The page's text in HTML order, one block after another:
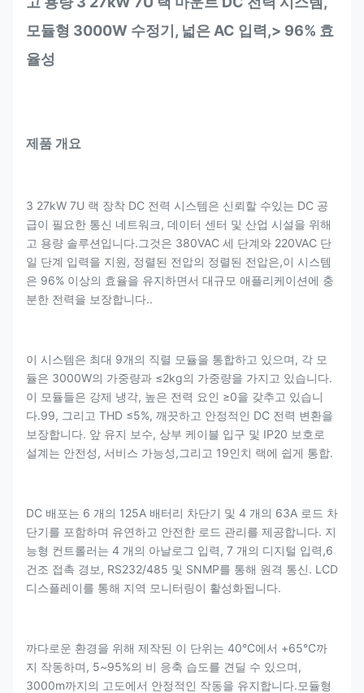
모듈형 3000W 수정기, 넓은 AC 입력,> 96% 효
율성
제품 개요
3 27kW 7U 랙 장착 DC 전력 시스템은 신뢰할 수있는 DC 공
급이 필요한 통신 네트워크, 데이터 센터 및 산업 시설을 위해
고 용량 솔루션입니다.그것은 380VAC 세 단계와 220VAC 단
일 단계 입력을 지원, 정렬된 전압의 정렬된 전압은,이 시스템
은 96% 이상의 효율을 유지하면서 대규모 애플리케이션에 충
분한 전력을 보장합니다..
이 시스템은 최대 9개의 직렬 모듈을 통합하고 있으며, 각 모
듈은 3000W의 가중량과 ≤2kg의 가중량을 가지고 있습니다.
이 모듈들은 강제 냉각, 높은 전력 요인 ≥0을 갖추고 있습니
다.99, 그리고 THD ≤5%, 깨끗하고 안정적인 DC 전력 변환을
보장합니다. 앞 유지 보수, 상부 케이블 입구 및 IP20 보호로
설계는 안전성, 서비스 가능성,그리고 19인치 랙에 쉽게 통합.
DC 배포는 6 개의 125A 배터리 차단기 및 4 개의 63A 로드 차
단기를 포함하며 유연하고 안전한 로드 관리를 제공합니다. 지
능형 컨트롤러는 4 개의 아날로그 입력, 7 개의 디지털 입력,6
건조 접촉 경보, RS232/485 및 SNMP를 통해 원격 통신. LCD
디스플레이를 통해 지역 모니터링이 활성화됩니다.
까다로운 환경을 위해 제작된 이 단위는 40°C에서 +65°C까
지 작동하며, 5~95%의 비 응축 습도를 견딜 수 있으며,
3000m까지의 고도에서 안정적인 작동을 유지합니다.모듈형